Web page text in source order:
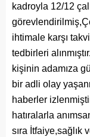
kadroyla 12/12
ihtimale karşı
tedbirleri
kişinin adamıza
bir adli olay
haberler
hatıralarla
sıra İtfaiye,sağlık